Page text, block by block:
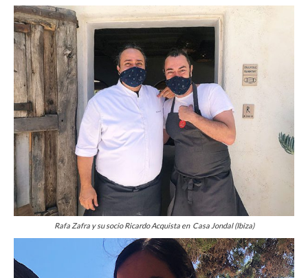
Rafa Zafra y su socio Ricardo Acquista en Casa Jondal (Ibiza)